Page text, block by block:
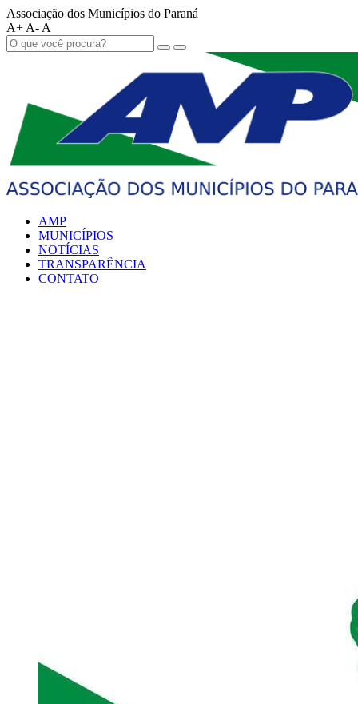
Associação dos Municípios do Paraná
A+ A- A
AMP
MUNICÍPIOS
NOTÍCIAS
TRANSPARÊNCIA
CONTATO